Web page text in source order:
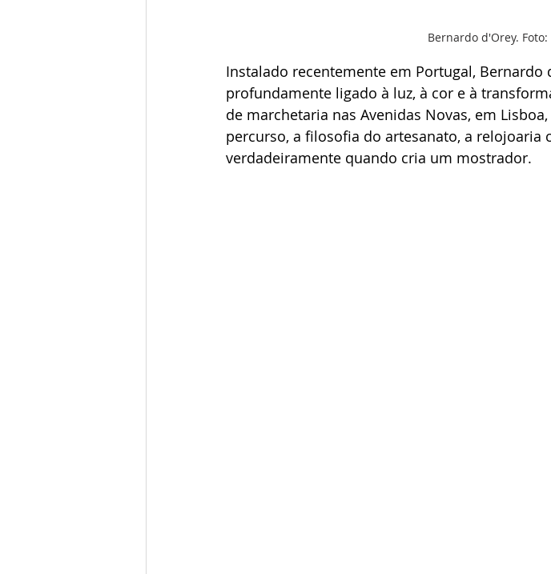
Bernardo d'Orey.
Instalado recentemente em Portugal, Bernardo
profundamente ligado à luz, à cor e à
de marchetaria nas Avenidas Novas, em
percurso, a filosofia do artesanato, a
verdadeiramente quando cria um mostrador.